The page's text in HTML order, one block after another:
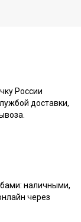
России
доставки,
наличными,
через